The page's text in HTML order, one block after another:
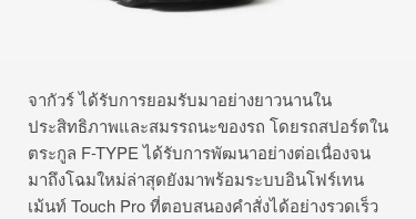
จากัวร์ ได้รับการยอมรับมาอย่างยาวนานใน
ประสิทธิภาพและสมรรถนะของรถ โดยรถสปอร์ตใน
ตระกูล F-TYPE ได้รับการพัฒนาอย่างต่อเนื่องจน
มาถึงโฉมใหม่ล่าสุดยังมาพร้อมระบบอินโฟร์เทน
เม้นท์ Touch Pro ที่ตอบสนองคำสั่งได้อย่างรวดเร็ว